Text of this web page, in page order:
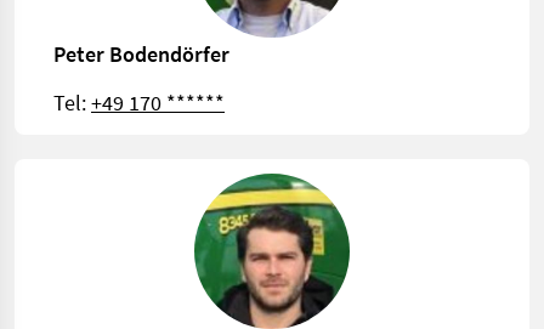
Peter Bodendörfer
Tel:+49 170 ******